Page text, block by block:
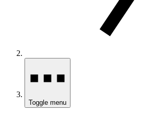
Toggle menu